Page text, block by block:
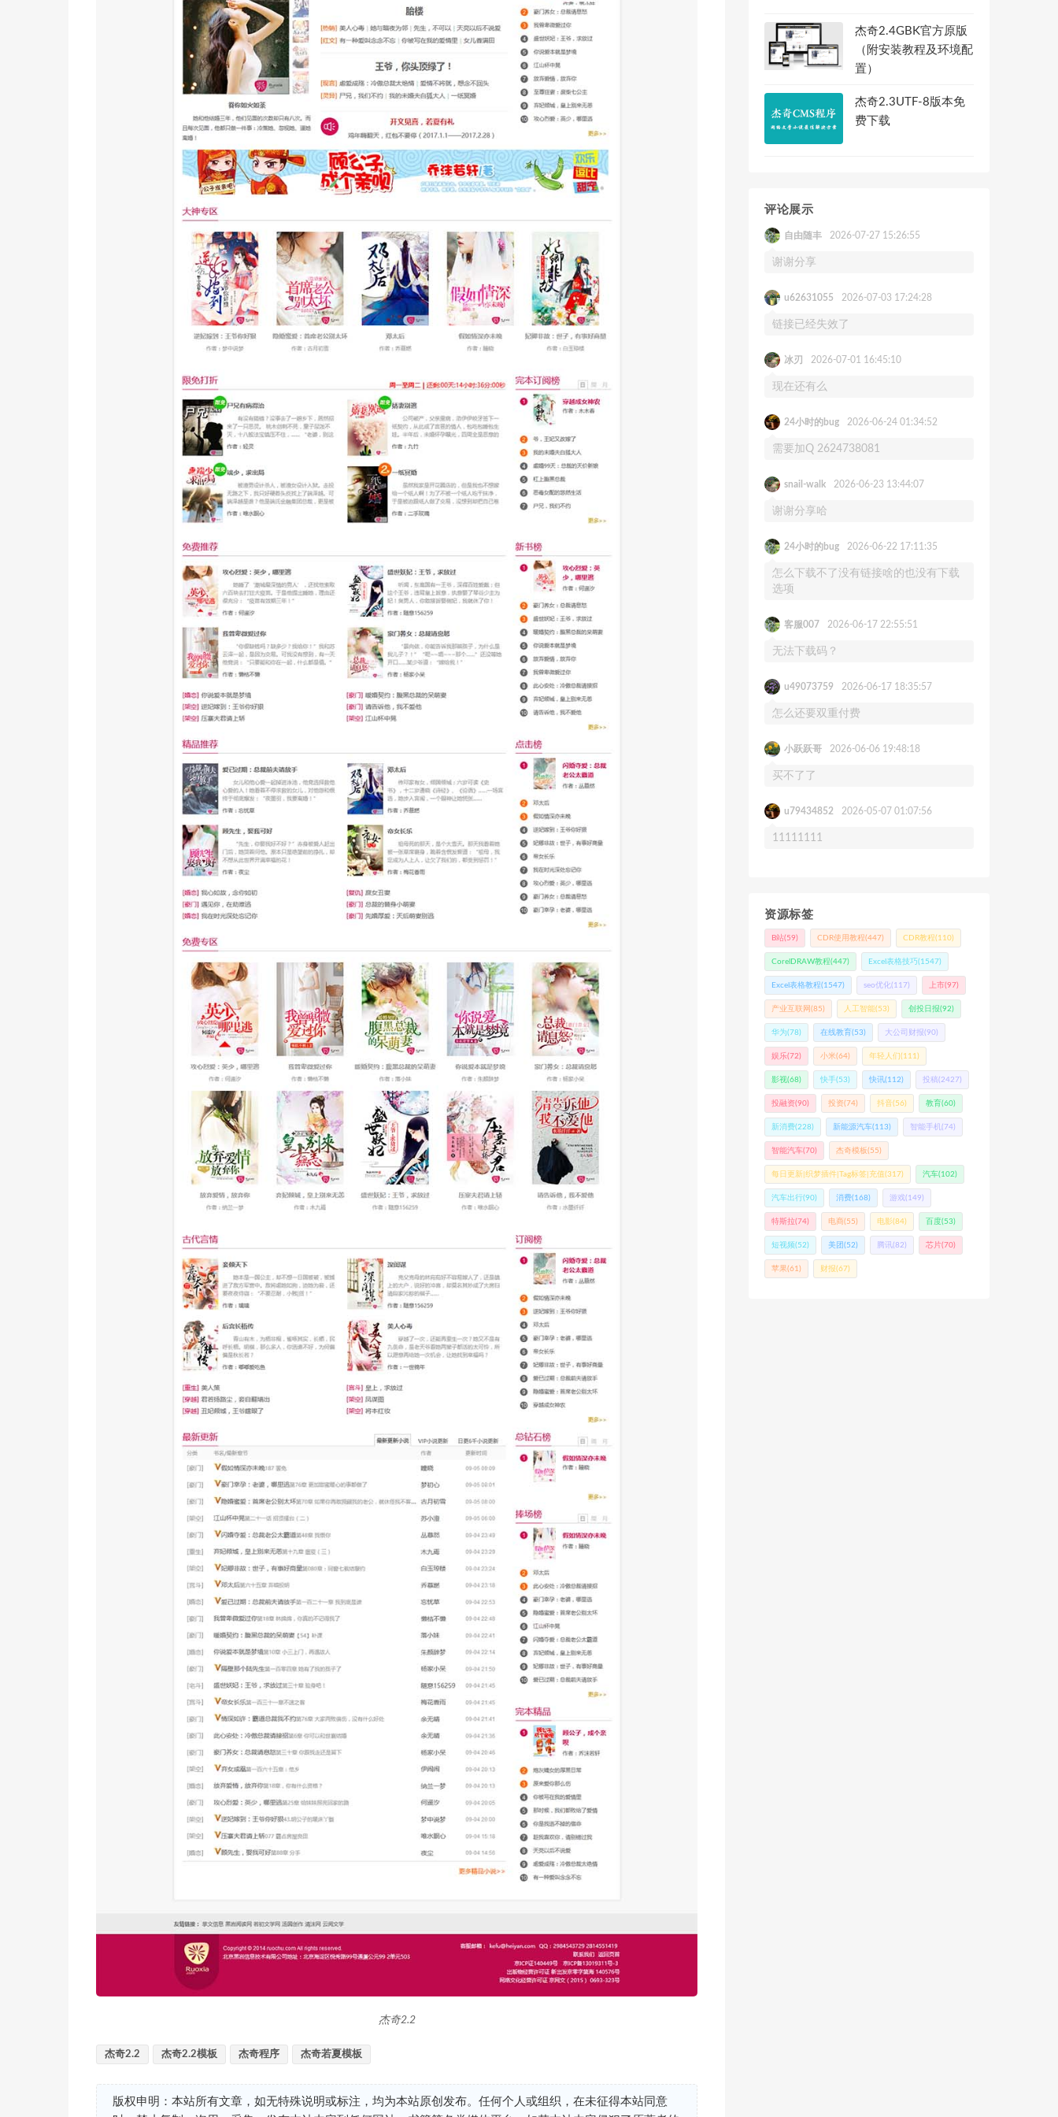
杰奇2.2
杰奇2.2 杰奇2.2模板 杰奇程序 杰奇若夏模板
版权申明：本站所有文章，如无特殊说明或标注，均为本站原创发布。任何个人或组织，在未征得本站同意
杰奇2.4GBK官方原版
（附安装教程及环境配
置）
杰奇2.3UTF-8版本免
费下载
评论展示
自由随丰 2026-07-27 15:26:55
谢谢分享
u62631055 2026-07-03 17:24:28
链接已经失效了
冰刃 2026-07-01 16:45:10
现在还有么
24小时的bug 2026-06-24 01:34:52
需要加Q 2624738081
snail-walk 2026-06-23 13:44:07
谢谢分享哈
24小时的bug 2026-06-22 17:11:35
怎么下载不了没有链接啥的也没有下载
选项
客服007 2026-06-17 22:55:51
无法下载码？
u49073759 2026-06-17 18:35:57
怎么还要双重付费
小跃跃哥 2026-06-06 19:48:18
买不了了
u79434852 2026-05-07 01:07:56
11111111
资源标签
B站(59) CDR使用教程(447) CDR教程(110)
CorelDRAW教程(447) Excel表格技巧(1547)
Excel表格教程(1547) seo优化(117) 上市(97)
产业互联网 (85) 人工智能(53) 创投日报(92)
华为(78) 在线教育(53) 大公司财报(90)
娱乐(72) 小米(64) 年轻人们 (111)
影视(68) 快手(53) 快讯(112) 投稿 (2427)
投融资(90) 投资(74) 抖音(56) 教育(60)
新消费(228) 新能源汽车(113) 智能手机 (74)
智能汽车(70) 杰奇模板(55)
每日更新|织梦插件|Tag标签|充值(317) 汽车(102)
汽车出行(90) 消费(168) 游戏(149)
特斯拉(74) 电商(55) 电影(84) 百度(53)
短视频(52) 美团 (52) 腾讯(82) 芯片(70)
苹果(61) 财报(67)